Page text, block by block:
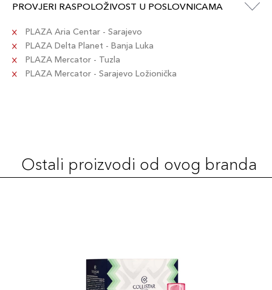
PROVJERI RASPOLOŽIVOST U POSLOVNICAMA
PLAZA Aria Centar - Sarajevo
PLAZA Delta Planet - Banja Luka
PLAZA Mercator - Tuzla
PLAZA Mercator - Sarajevo Ložionička
Ostali proizvodi od ovog branda